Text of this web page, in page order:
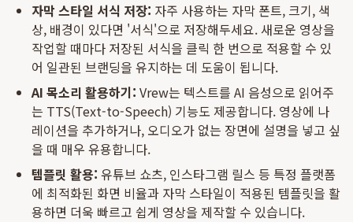
자막 스타일 서식 저장: 자주 사용하는 자막 폰트, 크기, 색
상, 배경이 있다면 '서식'으로 저장해두세요. 새로운 영상을
작업할 때마다 저장된 서식을 클릭 한 번으로 적용할 수 있
어 일관된 브랜딩을 유지하는 데 도움이 됩니다.
AI 목소리 활용하기: Vrew는 텍스트를 AI 음성으로 읽어주
는 TTS(Text-to-Speech) 기능도 제공합니다. 영상에 나
레이션을 추가하거나, 오디오가 없는 장면에 설명을 넣고 싶
을 때 매우 유용합니다.
템플릿 활용: 유튜브 쇼츠, 인스타그램 릴스 등 특정 플랫폼
에 최적화된 화면 비율과 자막 스타일이 적용된 템플릿을 활
용하면 더욱 빠르고 쉽게 영상을 제작할 수 있습니다.